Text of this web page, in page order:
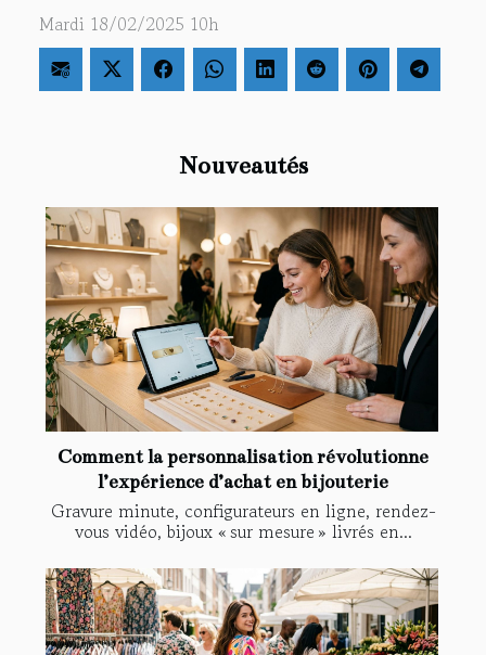
Nouveautés
Comment la personnalisation révolutionne
l’expérience d’achat en bijouterie
Gravure minute, configurateurs en ligne, rendez-
vous vidéo, bijoux « sur mesure » livrés en...
Mardi 18/02/2025 10h